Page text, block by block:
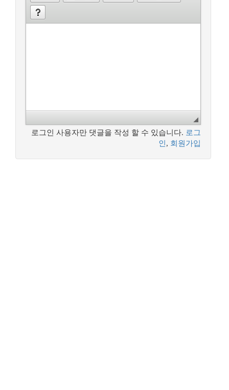
로그인 사용자만 댓글을 작성 할 수 있습니다. 로그
인 , 회원가입